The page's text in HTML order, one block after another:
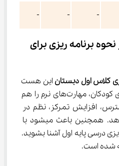
-
-
-
برنامه ریزی برای
کلاس اول دبستان این هست
که علاوه بر افزایش یادگیری کودکان، مهارت‌های نرم را هم
افزایش تمرکز، نظم در
کارها را افزایش می‌دهد. همچنین باعث میشود با
درسی پایه اول آشنا بشوید.